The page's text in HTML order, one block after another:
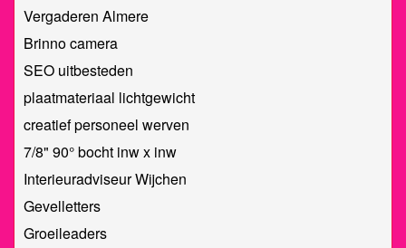
Vergaderen Almere
Brinno camera
SEO uitbesteden
plaatmateriaal lichtgewicht
creatief personeel werven
7/8" 90° bocht inw x inw
Interieuradviseur Wijchen
Gevelletters
Groeileaders